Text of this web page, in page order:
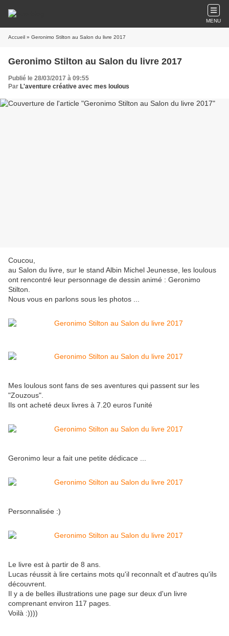
MENU
Accueil » Geronimo Stilton au Salon du livre 2017
Geronimo Stilton au Salon du livre 2017
Publié le 28/03/2017 à 09:55
Par L'aventure créative avec mes loulous
Coucou,
au Salon du livre, sur le stand Albin Michel Jeunesse, les loulous
ont rencontré leur personnage de dessin animé : Geronimo
Stilton.
Nous vous en parlons sous les photos ...
Mes loulous sont fans de ses aventures qui passent sur les
"Zouzous".
Ils ont acheté deux livres à 7.20 euros l'unité
Geronimo leur a fait une petite dédicace ...
Personnalisée :)
Le livre est à partir de 8 ans.
Lucas réussit à lire certains mots qu'il reconnaît et d'autres qu'ils
découvrent.
Il y a de belles illustrations une page sur deux d'un livre
comprenant environ 117 pages.
Voilà :))))